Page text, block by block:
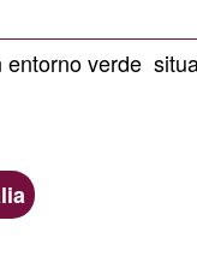
verde